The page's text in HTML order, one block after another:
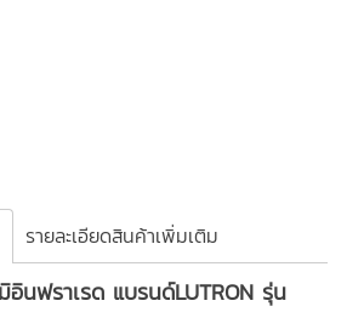
รายละเอียดสินค้าเพิ่มเติม
นฟราเรด แบรนด์LUTRON รุ่น